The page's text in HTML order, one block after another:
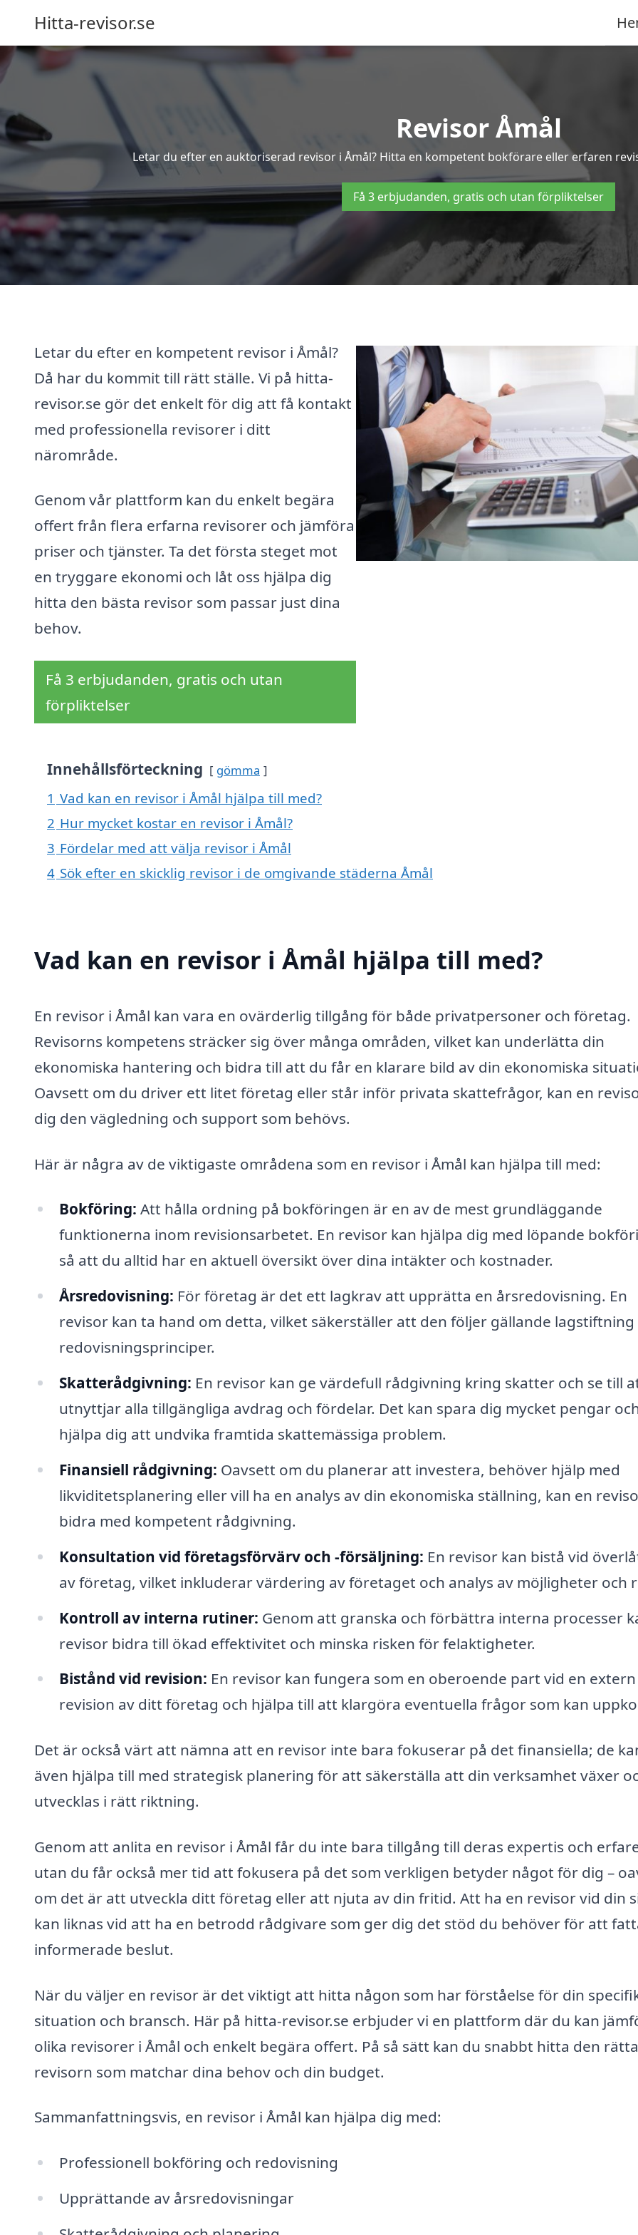
Hitta-revisor.se
Revisor Åmål
Letar du efter en auktoriserad revisor i Åmål? Hitta en kompetent bokförare eller erfaren
Få 3 erbjudanden, gratis och utan förpliktelser
Letar du efter en kompetent revisor i Åmål?
Då har du kommit till rätt ställe. Vi på hitta-
revisor.se gör det enkelt för dig att få kontakt
med professionella revisorer i ditt
närområde.
Genom vår plattform kan du enkelt begära
offert från flera erfarna revisorer och jämföra
priser och tjänster. Ta det första steget mot
en tryggare ekonomi och låt oss hjälpa dig
hitta den bästa revisor som passar just dina
behov.
Få 3 erbjudanden, gratis och utan
förpliktelser
Innehållsförteckning gömma
1 Vad kan en revisor i Åmål hjälpa till med?
2 Hur mycket kostar en revisor i Åmål?
3 Fördelar med att välja revisor i Åmål
4 Sök efter en skicklig revisor i de omgivande städerna Åmål
Vad kan en revisor i Åmål hjälpa till med?
En revisor i Åmål kan vara en ovärderlig tillgång för både privatpersoner och företag.
Revisorns kompetens sträcker sig över många områden, vilket kan underlätta din
ekonomiska hantering och bidra till att du får en klarare bild av din ekonomiska
Oavsett om du driver ett litet företag eller står inför privata skattefrågor, kan en
dig den vägledning och support som behövs.
Här är några av de viktigaste områdena som en revisor i Åmål kan hjälpa till med:
Bokföring: Att hålla ordning på bokföringen är en av de mest grundläggande
funktionerna inom revisionsarbetet. En revisor kan hjälpa dig med löpande
så att du alltid har en aktuell översikt över dina intäkter och kostnader.
Årsredovisning: För företag är det ett lagkrav att upprätta en årsredovisning. En
revisor kan ta hand om detta, vilket säkerställer att den följer gällande lagstiftning
redovisningsprinciper.
Skatterådgivning: En revisor kan ge värdefull rådgivning kring skatter och se till
utnyttjar alla tillgängliga avdrag och fördelar. Det kan spara dig mycket pengar
hjälpa dig att undvika framtida skattemässiga problem.
Finansiell rådgivning: Oavsett om du planerar att investera, behöver hjälp med
likviditetsplanering eller vill ha en analys av din ekonomiska ställning, kan en
bidra med kompetent rådgivning.
Konsultation vid företagsförvärv och -försäljning: En revisor kan bistå vid
av företag, vilket inkluderar värdering av företaget och analys av möjligheter och
Kontroll av interna rutiner: Genom att granska och förbättra interna processer
revisor bidra till ökad effektivitet och minska risken för felaktigheter.
Bistånd vid revision: En revisor kan fungera som en oberoende part vid en extern
revision av ditt företag och hjälpa till att klargöra eventuella frågor som kan
Det är också värt att nämna att en revisor inte bara fokuserar på det finansiella; de
även hjälpa till med strategisk planering för att säkerställa att din verksamhet växer
utvecklas i rätt riktning.
Genom att anlita en revisor i Åmål får du inte bara tillgång till deras expertis och
utan du får också mer tid att fokusera på det som verkligen betyder något för dig –
om det är att utveckla ditt företag eller att njuta av din fritid. Att ha en revisor vid din
kan liknas vid att ha en betrodd rådgivare som ger dig det stöd du behöver för att
informerade beslut.
När du väljer en revisor är det viktigt att hitta någon som har förståelse för din
situation och bransch. Här på hitta-revisor.se erbjuder vi en plattform där du kan
olika revisorer i Åmål och enkelt begära offert. På så sätt kan du snabbt hitta den rätta
revisorn som matchar dina behov och din budget.
Sammanfattningsvis, en revisor i Åmål kan hjälpa dig med:
Professionell bokföring och redovisning
Upprättande av årsredovisningar